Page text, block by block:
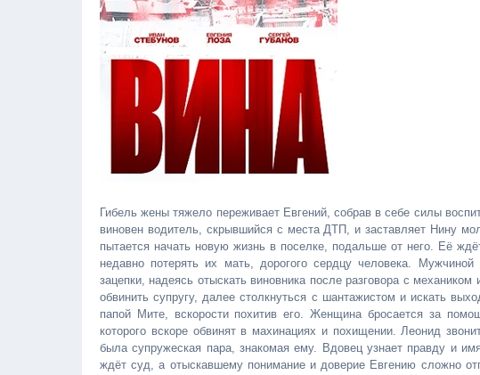
Гибель жены тяжело переживает Евгений, собрав в себе силы
виновен водитель, скрывшийся с места ДТП, и заставляет Нину
пытается начать новую жизнь в поселке, подальше от него. Её
недавно потерять их мать, дорогого сердцу человека.
зацепки, надеясь отыскать виновника после разговора с
обвинить супругу, далее столкнуться с шантажистом и искать
папой Мите, вскорости похитив его. Женщина бросается за
которого вскоре обвинят в махинациях и похищении. Леонид
была супружеская пара, знакомая ему. Вдовец узнает правду и
ждёт суд, а отыскавшему понимание и доверие Евгению сложно